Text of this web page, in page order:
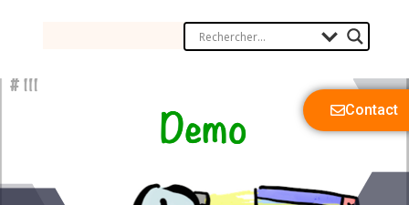
Contact